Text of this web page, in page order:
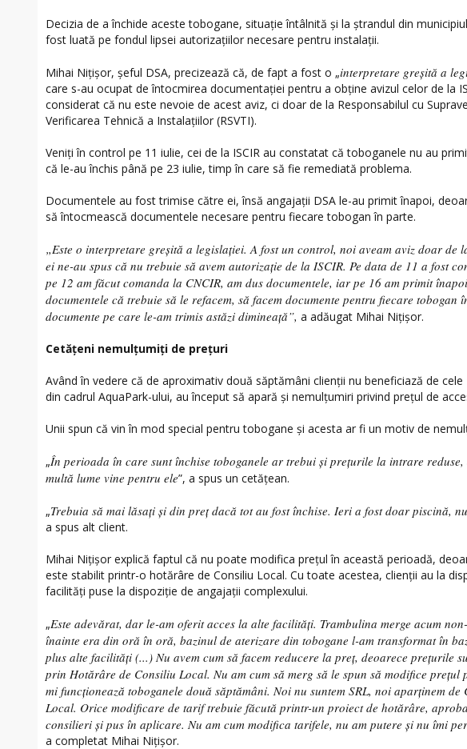
Decizia de a închide aceste tobogane, situație întâlnită și la ștrandul din
fost luată pe fondul lipsei autorizațiilor necesare pentru instalații.
Mihai Nițișor, șeful DSA, precizează că, de fapt a fost o „interpretare greșită a
care s-au ocupat de întocmirea documentației pentru a obține avizul celor de la
considerat că nu este nevoie de acest aviz, ci doar de la Responsabilul cu
Verificarea Tehnică a Instalațiilor (RSVTI).
Veniți în control pe 11 iulie, cei de la ISCIR au constatat că toboganele nu au
că le-au închis până pe 23 iulie, timp în care să fie remediată problema.
Documentele au fost trimise către ei, însă angajații DSA le-au primit înapoi,
să întocmească documentele necesare pentru fiecare tobogan în parte.
„Este o interpretare greșită a legislației. A fost un control, noi aveam aviz doar de
ei ne-au spus că nu trebuie să avem autorizație de la ISCIR. Pe data de 11 a fost
pe 12 am făcut comanda la CNCIR, am dus documentele, iar pe 16 am primit înapoi
documentele că trebuie să le refacem, să facem documente pentru fiecare tobogan
documente pe care le-am trimis astăzi dimineață”, a adăugat Mihai Nițișor.
Cetățeni nemulțumiți de prețuri
Având în vedere că de aproximativ două săptămâni clienții nu beneficiază de
din cadrul AquaPark-ului, au început să apară și nemulțumiri privind prețul de
Unii spun că vin în mod special pentru tobogane și acesta ar fi un motiv de
„În perioada în care sunt închise toboganele ar trebui și prețurile la intrare reduse,
multă lume vine pentru ele”, a spus un cetățean.
„Trebuia să mai lăsați și din preț dacă tot au fost închise. Ieri a fost doar piscină,
a spus alt client.
Mihai Nițișor explică faptul că nu poate modifica prețul în această perioadă,
este stabilit printr-o hotărâre de Consiliu Local. Cu toate acestea, clienții au la
facilități puse la dispoziție de angajații complexului.
„Este adevărat, dar le-am oferit acces la alte facilități. Trambulina merge acum
înainte era din oră în oră, bazinul de aterizare din tobogane l-am transformat în
plus alte facilități (...) Nu avem cum să facem reducere la preț, deoarece prețurile
prin Hotărâre de Consiliu Local. Nu am cum să merg să le spun să modifice prețul
mi funcționează toboganele două săptămâni. Noi nu suntem SRL, noi aparținem de
Local. Orice modificare de tarif trebuie făcută printr-un proiect de hotărâre,
consilieri și pus în aplicare. Nu am cum modifica tarifele, nu am putere și nu îmi
a completat Mihai Nițișor.